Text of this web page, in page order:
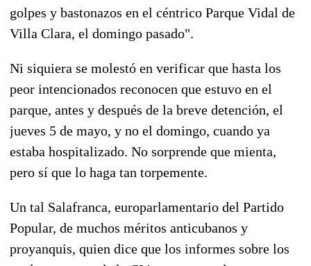
golpes y bastonazos en el céntrico Parque Vidal de
Villa Clara, el domingo pasado".
Ni siquiera se molestó en verificar que hasta los
peor intencionados reconocen que estuvo en el
parque, antes y después de la breve detención, el
jueves 5 de mayo, y no el domingo, cuando ya
estaba hospitalizado. No sorprende que mienta,
pero sí que lo haga tan torpemente.
Un tal Salafranca, europarlamentario del Partido
Popular, de muchos méritos anticubanos y
proyanquis, quien dice que los informes sobre los